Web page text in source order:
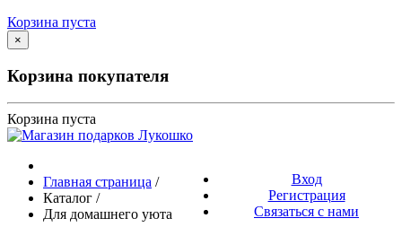
Корзина пуста
×
Корзина покупателя
Корзина пуста
Вход
Регистрация
Связаться с нами
Главная страница /
Каталог /
Для домашнего уюта